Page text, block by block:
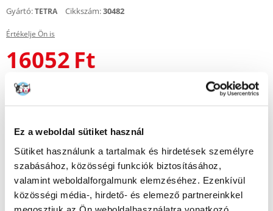
Ez a weboldal sütiket használ
Sütiket használunk a tartalmak és hirdetések személyre
szabásához, közösségi funkciók biztosításához,
valamint weboldalforgalmunk elemzéséhez. Ezenkívül
közösségi média-, hirdető- és elemező partnereinkkel
megosztjuk az Ön weboldalhasználatra vonatkozó
Gyártó:TETRA Cikkszám:30482
Értékelje Ön is
16052 Ft
KÜLDÉS 48 ÓRÁN BELÜL
Leírás
Szellőztetőszivattyú akváriumokhoz, növeli a vízáramlást az
oxigénellátás érdekében. A TETRA APS szivattyú a speciálisan kialakított
kamráknak és a zajt kiküszöbölő gumilábaknak köszönhetően csendes